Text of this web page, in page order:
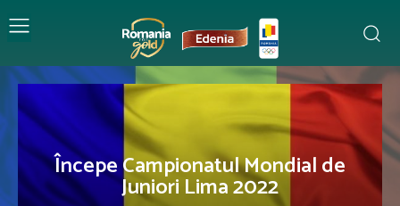
Începe Campionatul Mondial de
Juniori Lima 2022